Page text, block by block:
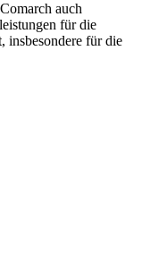
auch
für die
insbesondere für die